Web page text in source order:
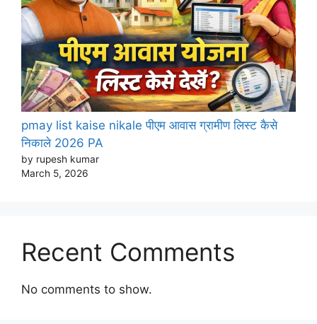
pmay list kaise nikale पीएम आवास ग्रामीण लिस्ट कैसे
निकाले 2026 PA
by rupesh kumar
March 5, 2026
Recent Comments
No comments to show.